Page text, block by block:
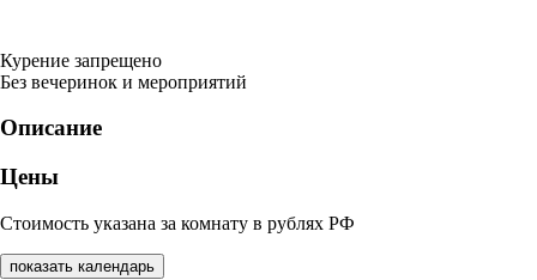
Курение запрещено
Без вечеринок и мероприятий
Описание
Цены
Стоимость указана за комнату в рублях РФ
показать календарь